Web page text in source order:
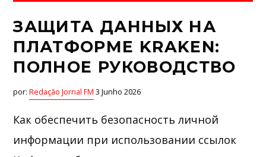
ЗАЩИТА ДАННЫХ НА
ПЛАТФОРМЕ KRAKEN:
ПОЛНОЕ РУКОВОДСТВО
por:Redação Jornal FM 3 Junho 2026
Как обеспечить безопасность личной
информации при использовании ссылок